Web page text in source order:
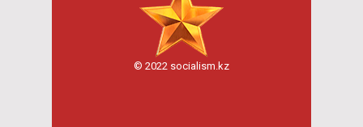
© 2022 socialism.kz